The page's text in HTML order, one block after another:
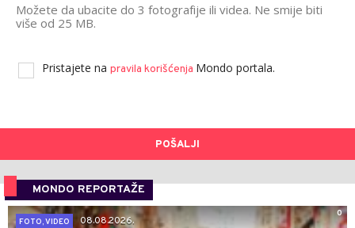
Možete da ubacite do 3 fotografije ili videa. Ne smije biti
više od 25 MB.
Pristajete na pravila korišćenja Mondo portala.
POŠALJI
MONDO REPORTAŽE
0
FOTO, VIDEO
08.08.2026.